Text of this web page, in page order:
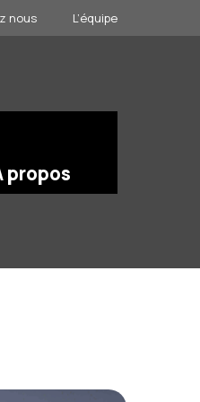
nous L’équipe
propos